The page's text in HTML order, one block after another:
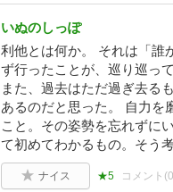
いぬのしっぽ
利他とは何か。 それは「誰
ず行ったことが、巡り巡っ
また、過去はただ過ぎ去る
あるのだと思った。 自力を
こと。その姿勢を忘れずに
て初めてわかるもの。そう
ナイス ★5 コメント(0